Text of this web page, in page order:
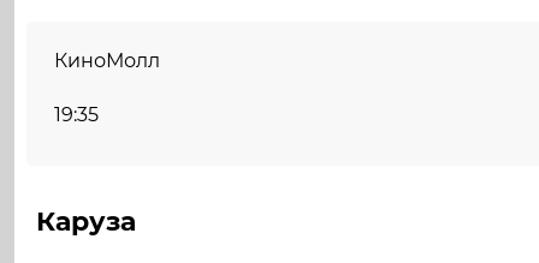
КиноМолл
19:35
Каруза